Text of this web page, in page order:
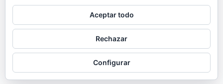
WordPress.org
Funciona gracias a WordPress
Aceptar todo
Rechazar
Configurar